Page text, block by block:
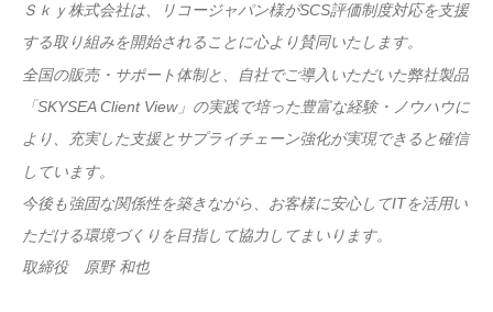
Ｓｋｙ株式会社は、リコージャパン様がSCS評価制度対応を支援
する取り組みを開始されることに心より賛同いたします。
全国の販売・サポート体制と、自社でご導入いただいた弊社製品
「SKYSEA Client View」の実践で培った豊富な経験・ノウハウに
より、充実した支援とサプライチェーン強化が実現できると確信
しています。
今後も強固な関係性を築きながら、お客様に安心してITを活用い
ただける環境づくりを目指して協力してまいります。
取締役 原野 和也